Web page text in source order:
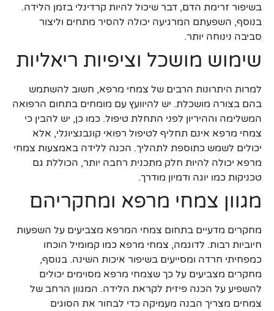
בשיפור זרימת הדם, דבר שיכול להיות קרדינלי בזמן הלידה.
בנוסף, השפעתם המרגיעה יכולה להסיר מתחים וליצור
סביבה נינוחה יותר.
שימוש מושכל וציפיות ריאליות
למרות היתרונות הרבים של צמחי מרפא, חשוב להשתמש
בהם בצורה מושכלת. יש להיוועץ עם מומחים בתחום הרפואה
המשלימה וההיריון לפני התחלת טיפול. כמו כן, יש להבין כי
צמחי מרפא אינם תחליף לטיפול רפואי קונבנציונלי, אלא
יכולים לשמש כתוספת לתהליך. הכנה ללידה באמצעות צמחי
מרפא יכולה להיות חלק מתכנית רחבה יותר, הכוללת גם
טכניקות כמו יוגה ודמיון מודרך.
מגוון צמחי מרפא ומחקריהם
מחקרים מדעיים בתחום צמחי המרפא מצביעים על השפעות
חיוביות רבות. לדוגמה, צמחי מרפא כמו קמומיל הוכחו
כמפחיתי חרדה ומסייעים בשיפור איכות השינה. בנוסף,
מחקרים מצביעים על כך שצמחי מרפא מסוימים יכולים
להשפיע על הכנה פיזית לקראת הלידה. המגוון הרחב של
צמחים מצריך הבנה מעמיקה כדי לבחור את הסוגים